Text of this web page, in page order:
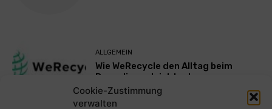
Cookie-Zustimmung
verwalten
ALLGEMEIN
Wie WeRecycle den Alltag beim
Recycling erleichtert